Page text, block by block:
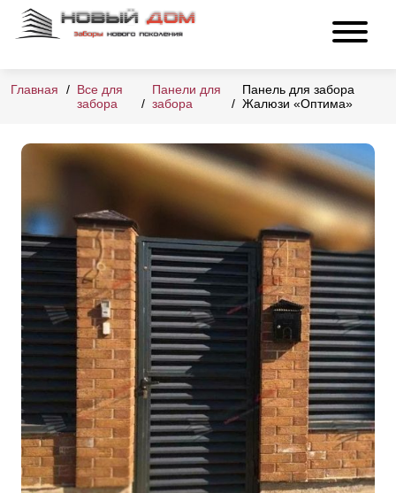
Главная
Все для
забора
Панели для
забора
Панель для забора
Жалюзи «Оптима»